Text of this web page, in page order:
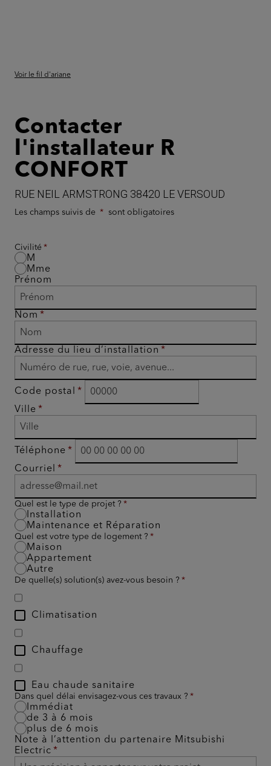
Voir le fil d'ariane
Contacter
l'installateur R
CONFORT
RUE NEIL ARMSTRONG 38420 LE VERSOUD
Les champs suivis de sont obligatoires
Civilité
M
Mme
Prénom
Nom
Adresse du lieu d’installation
Code postal
Ville
Téléphone
Courriel
Quel est le type de projet ?
Installation
Maintenance et Réparation
Quel est votre type de logement ?
Maison
Appartement
Autre
De quelle(s) solution(s) avez-vous besoin ?
Climatisation
Chauffage
Eau chaude sanitaire
Dans quel délai envisagez-vous ces travaux ?
Immédiat
de 3 à 6 mois
plus de 6 mois
Note à l’attention du partenaire Mitsubishi
Electric